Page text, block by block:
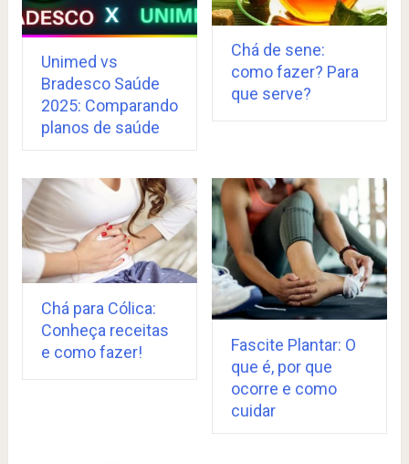
Unimed vs
Bradesco Saúde
2025: Comparando
planos de saúde
Chá de sene:
como fazer? Para
que serve?
Chá para Cólica:
Conheça receitas
e como fazer!
Fascite Plantar: O
que é, por que
ocorre e como
cuidar